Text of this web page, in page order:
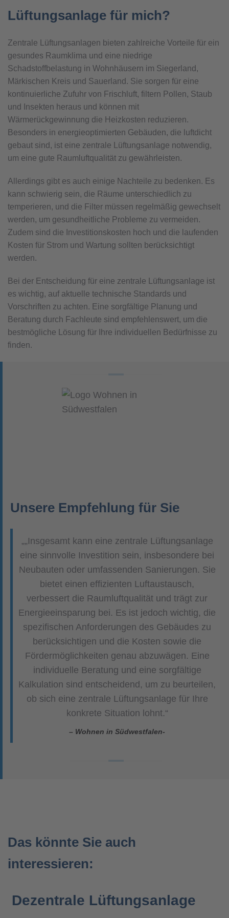
Lüftungsanlage für mich?
Zentrale Lüftungsanlagen bieten zahlreiche Vorteile für ein
gesundes Raumklima und eine niedrige
Schadstoffbelastung in Wohnhäusern im Siegerland,
Märkischen Kreis und Sauerland. Sie sorgen für eine
kontinuierliche Zufuhr von Frischluft, filtern Pollen, Staub
und Insekten heraus und können mit
Wärmerückgewinnung die Heizkosten reduzieren.
Besonders in energieoptimierten Gebäuden, die luftdicht
gebaut sind, ist eine zentrale Lüftungsanlage notwendig,
um eine gute Raumluftqualität zu gewährleisten.
Allerdings gibt es auch einige Nachteile zu bedenken. Es
kann schwierig sein, die Räume unterschiedlich zu
temperieren, und die Filter müssen regelmäßig gewechselt
werden, um gesundheitliche Probleme zu vermeiden.
Zudem sind die Investitionskosten hoch und die laufenden
Kosten für Strom und Wartung sollten berücksichtigt
werden.
Bei der Entscheidung für eine zentrale Lüftungsanlage ist
es wichtig, auf aktuelle technische Standards und
Vorschriften zu achten. Eine sorgfältige Planung und
Beratung durch Fachleute sind empfehlenswert, um die
bestmögliche Lösung für Ihre individuellen Bedürfnisse zu
finden.
Unsere Empfehlung für Sie
„„Insgesamt kann eine zentrale Lüftungsanlage
eine sinnvolle Investition sein, insbesondere bei
Neubauten oder umfassenden Sanierungen. Sie
bietet einen effizienten Luftaustausch,
verbessert die Raumluftqualität und trägt zur
Energieeinsparung bei. Es ist jedoch wichtig, die
spezifischen Anforderungen des Gebäudes zu
berücksichtigen und die Kosten sowie die
Fördermöglichkeiten genau abzuwägen. Eine
individuelle Beratung und eine sorgfältige
Kalkulation sind entscheidend, um zu beurteilen,
ob sich eine zentrale Lüftungsanlage für Ihre
konkrete Situation lohnt.“
– Wohnen in Südwestfalen-
Das könnte Sie auch
interessieren:
Dezentrale Lüftungsanlage